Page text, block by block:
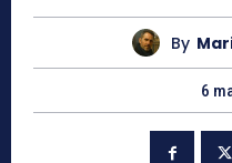
By
6